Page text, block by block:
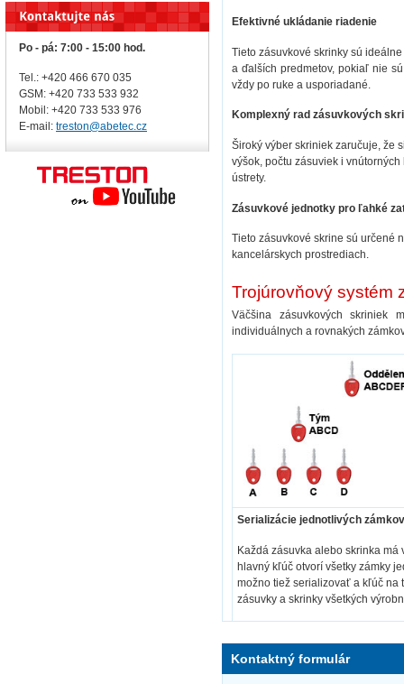
Efektivné ukládanie riadenie
Tieto zásuvkové skrinky sú
a ďalších predmetov, pokiaľ nie
vždy po ruke a usporiadané.
Komplexný rad zásuvkových
Široký výber skriniek zaručuje, že
výšok, počtu zásuviek i
ústrety.
Zásuvkové jednotky pro ľahké
Tieto zásuvkové skrine sú určené
kancelárskych prostrediach.
Trojúrovňový systém
Väčšina zásuvkových skriniek
individuálnych a rovnakých
Serializácie jednotlivých zámkov
Každá zásuvka alebo skrinka má
hlavný kľúč otvorí všetky zámky
možno tiež serializovať a kľúč na
zásuvky a skrinky všetkých
Kontaktný formulár
Po - pá: 7:00 - 15:00 hod.
Tel.: +420 466 670 035
GSM: +420 733 533 932
Mobil: +420 733 533 976
E-mail: treston@abetec.cz